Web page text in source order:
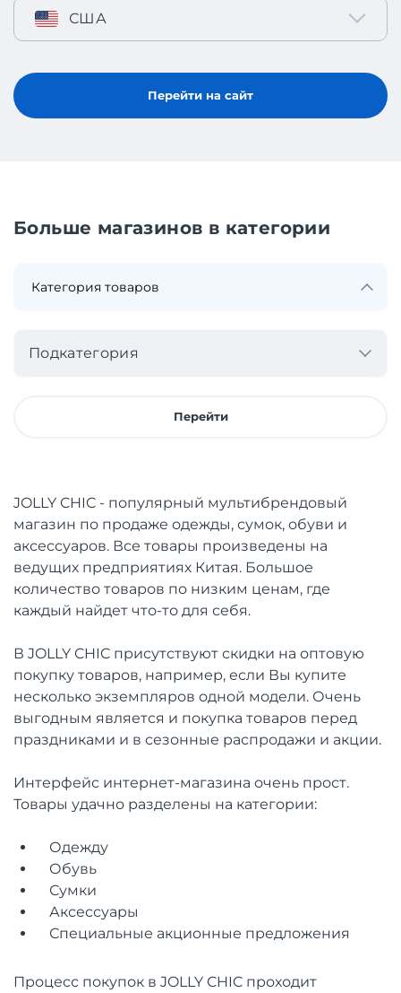
США
Перейти на сайт
Больше магазинов в категории
Подкатегория
Перейти
JOLLY CHIC - популярный мультибрендовый
магазин по продаже одежды, сумок, обуви и
аксессуаров. Все товары произведены на
ведущих предприятиях Китая. Большое
количество товаров по низким ценам, где
каждый найдет что-то для себя.
В JOLLY CHIC присутствуют скидки на оптовую
покупку товаров, например, если Вы купите
несколько экземпляров одной модели. Очень
выгодным является и покупка товаров перед
праздниками и в сезонные распродажи и акции.
Интерфейс интернет-магазина очень прост.
Товары удачно разделены на категории:
Одежду
Обувь
Сумки
Аксессуaры
Специальные акционные предложения
Процесс покупок в JOLLY CHIC проходит